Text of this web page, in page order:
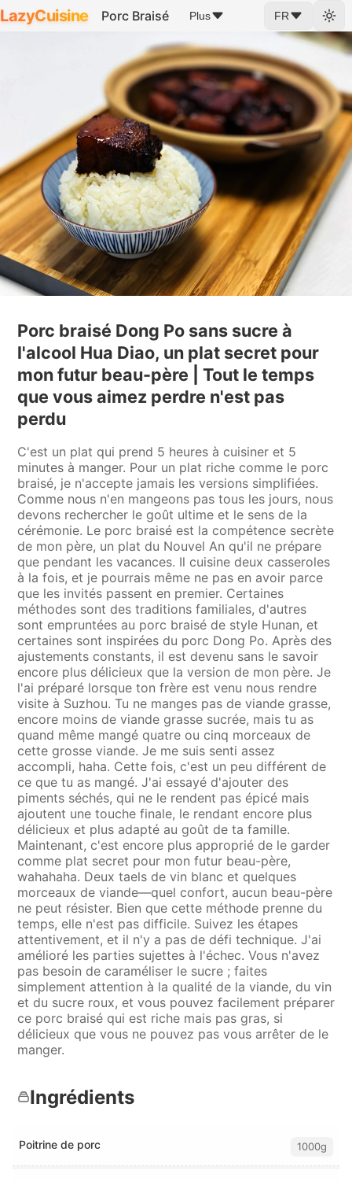
LazyCuisine Porc Braisé Plus FR
Porc braisé Dong Po sans sucre à
l'alcool Hua Diao, un plat secret pour
mon futur beau-père | Tout le temps
que vous aimez perdre n'est pas
perdu
C'est un plat qui prend 5 heures à cuisiner et 5
minutes à manger. Pour un plat riche comme le porc
braisé, je n'accepte jamais les versions simplifiées.
Comme nous n'en mangeons pas tous les jours, nous
devons rechercher le goût ultime et le sens de la
cérémonie. Le porc braisé est la compétence secrète
de mon père, un plat du Nouvel An qu'il ne prépare
que pendant les vacances. Il cuisine deux casseroles
à la fois, et je pourrais même ne pas en avoir parce
que les invités passent en premier. Certaines
méthodes sont des traditions familiales, d'autres
sont empruntées au porc braisé de style Hunan, et
certaines sont inspirées du porc Dong Po. Après des
ajustements constants, il est devenu sans le savoir
encore plus délicieux que la version de mon père. Je
l'ai préparé lorsque ton frère est venu nous rendre
visite à Suzhou. Tu ne manges pas de viande grasse,
encore moins de viande grasse sucrée, mais tu as
quand même mangé quatre ou cinq morceaux de
cette grosse viande. Je me suis senti assez
accompli, haha. Cette fois, c'est un peu différent de
ce que tu as mangé. J'ai essayé d'ajouter des
piments séchés, qui ne le rendent pas épicé mais
ajoutent une touche finale, le rendant encore plus
délicieux et plus adapté au goût de ta famille.
Maintenant, c'est encore plus approprié de le garder
comme plat secret pour mon futur beau-père,
wahahaha. Deux taels de vin blanc et quelques
morceaux de viande—quel confort, aucun beau-père
ne peut résister. Bien que cette méthode prenne du
temps, elle n'est pas difficile. Suivez les étapes
attentivement, et il n'y a pas de défi technique. J'ai
amélioré les parties sujettes à l'échec. Vous n'avez
pas besoin de caraméliser le sucre ; faites
simplement attention à la qualité de la viande, du vin
et du sucre roux, et vous pouvez facilement préparer
ce porc braisé qui est riche mais pas gras, si
délicieux que vous ne pouvez pas vous arrêter de le
manger.
Ingrédients
Poitrine de porc 1000g